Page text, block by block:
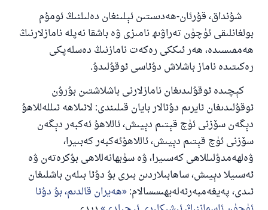
شۇنداق، قۇرئان-ھەدىستىن ئېلىنغان دەلىلنىڭ ئومۇم
بولغانلىقى ئۈچۈن تەراۋىھ نامىزى ۋە باشقا نەپلە نامازلارنىڭ
ھەممىسىدە، ھەر ئىككى رەكەت نامازنىڭ دەسلەپكى
رەكىتىدە ناماز باشلاش دۇئاسى ئوقۇلىدۇ.
كېچىدە ئوقۇلىدىغان نامازلارنى باشلاشتىن بۇرۇن
ئوقۇلىدىغان ئايرىم دۇئالار بايان قىلىندى: لائىلاھە ئىللەللاھۇ
دېگەن سۆزنى ئۈچ قېتىم دېيىش، ئاللاھۇ ئەكبەر دېگەن
سۆزنى ئۈچ قېتىم دېيىش، ئاللاھۇئەكبەر كەبىيرا،
ۋەلھەمدۇلىللاھى كەسىيرا، ۋە سۈبھانەللاھى بۇكرەتەن ۋە
ئەسىيلا دېيىش، ساھابىلاردىن بىرى بۇ دۇئا بىلەن باشلىغان
ئىدى، پەيغەمبەرئەلەيھىسسالام: ھەيران قالدىم، بۇ دۇئا